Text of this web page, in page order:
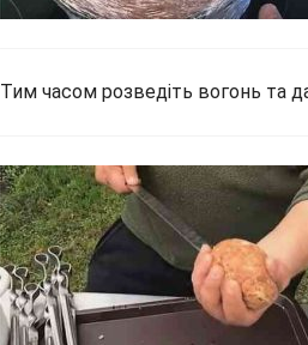
Тим часом розведіть вогонь та